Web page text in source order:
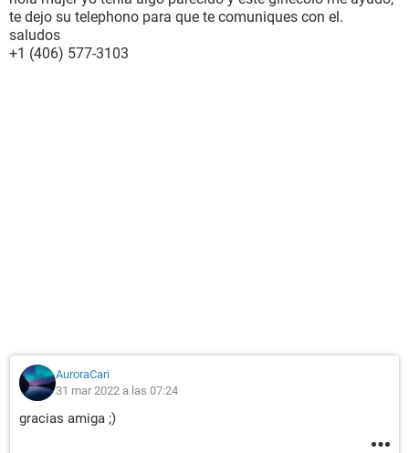
te dejo su telephono para que te comuniques con el.
saludos
+1 (406) 577-3103
AuroraCari
31 mar 2022 a las 07:24
gracias amiga ;)